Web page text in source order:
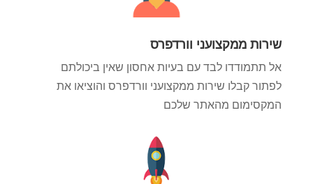
שירות ממקצועני וורדפרס
אל תתמודדו לבד עם בעיות אחסון שאין ביכולתם
לפתור קבלו שירות ממקצועני וורדפרס והוציאו את
המקסימום מהאתר שלכם